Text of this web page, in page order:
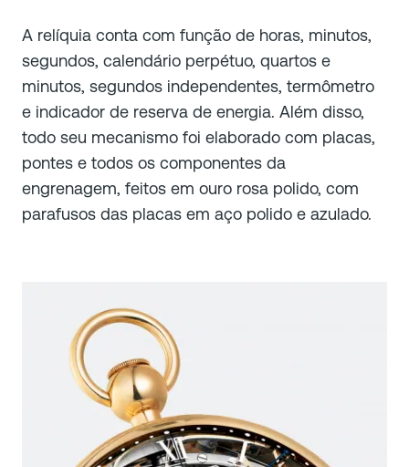
A relíquia conta com função de horas, minutos,
segundos, calendário perpétuo, quartos e
minutos, segundos independentes, termômetro
e indicador de reserva de energia. Além disso,
todo seu mecanismo foi elaborado com placas,
pontes e todos os componentes da
engrenagem, feitos em ouro rosa polido, com
parafusos das placas em aço polido e azulado.